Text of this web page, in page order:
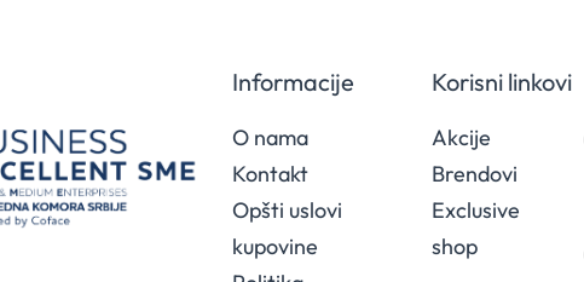
Informacije
O nama
Kontakt
Opšti uslovi
kupovine
Korisni linkovi
Akcije
Brendovi
Exclusive
shop